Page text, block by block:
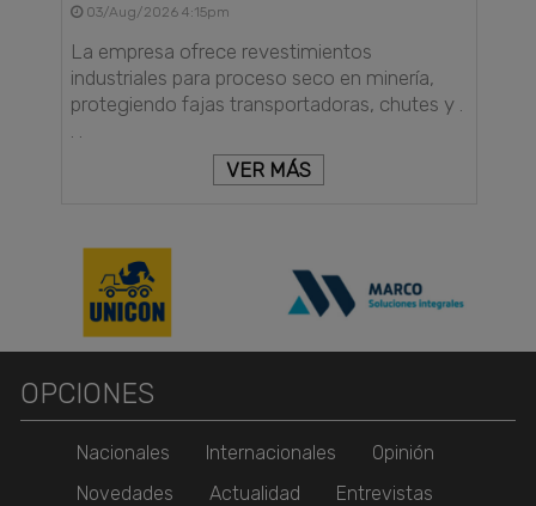
03/Aug/2026 4:15pm
La empresa ofrece revestimientos
industriales para proceso seco en minería,
protegiendo fajas transportadoras, chutes y .
VER MÁS
OPCIONES
Nacionales Internacionales
Opinión
Novedades
Actualidad
Entrevistas